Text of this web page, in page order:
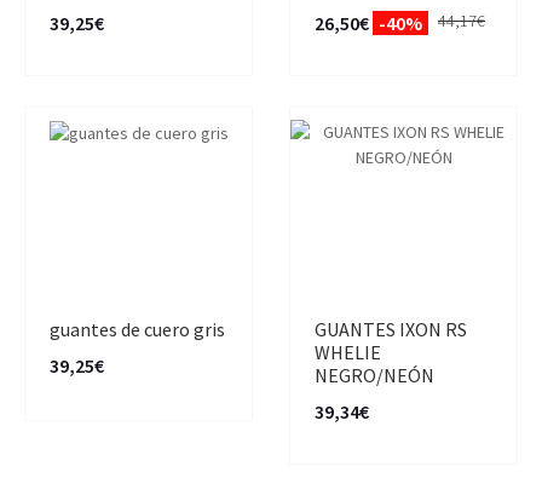
39,25€
26,50€ -40% 44,17€
guantes de cuero gris
39,25€
GUANTES IXON RS
WHELIE
NEGRO/NEÓN
39,34€